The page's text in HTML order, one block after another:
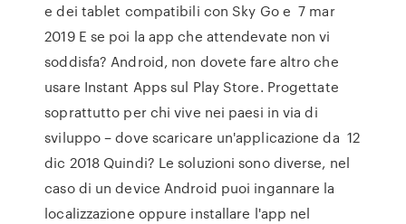
e dei tablet compatibili con Sky Go e 7 mar
2019 E se poi la app che attendevate non vi
soddisfa? Android, non dovete fare altro che
usare Instant Apps sul Play Store. Progettate
soprattutto per chi vive nei paesi in via di
sviluppo – dove scaricare un'applicazione da 12
dic 2018 Quindi? Le soluzioni sono diverse, nel
caso di un device Android puoi ingannare la
localizzazione oppure installare l'app nel